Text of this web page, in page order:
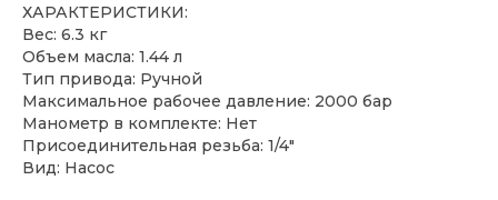
ХАРАКТЕРИСТИКИ:
Вес: 6.3 кг
Объем масла: 1.44 л
Тип привода: Ручной
Максимальное рабочее давление: 2000 бар
Манометр в комплекте: Нет
Присоединительная резьба: 1/4"
Вид: Насос